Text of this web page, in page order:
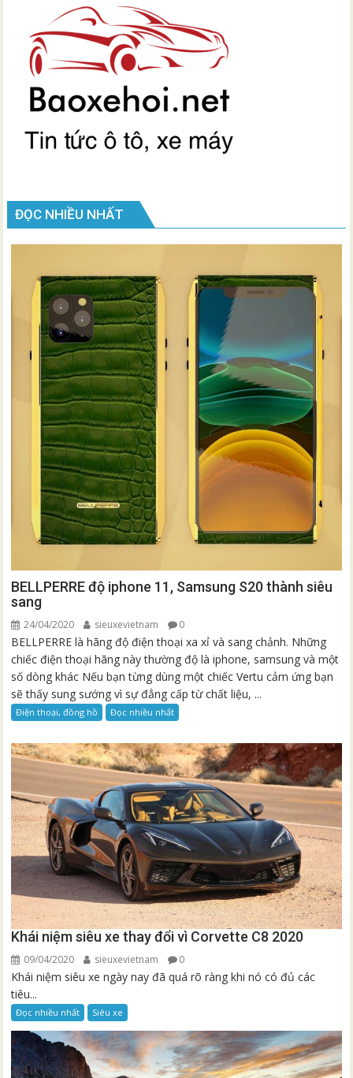
ĐỌC NHIỀU NHẤT
BELLPERRE độ iphone 11, Samsung S20 thành siêu
sang
24/04/2020 sieuxevietnam 0
BELLPERRE là hãng độ điện thoại xa xỉ và sang chảnh. Những
chiếc điện thoại hãng này thường độ là iphone, samsung và một
số dòng khác Nếu bạn từng dùng một chiếc Vertu cảm ứng bạn
sẽ thấy sung sướng vì sự đẳng cấp từ chất liệu, ...
Điện thoại, đồng hồ Đọc nhiều nhất
Khái niệm siêu xe thay đổi vì Corvette C8 2020
09/04/2020 sieuxevietnam 0
Khái niệm siêu xe ngày nay đã quá rõ ràng khi nó có đủ các
tiêu...
Đọc nhiều nhất Siêu xe